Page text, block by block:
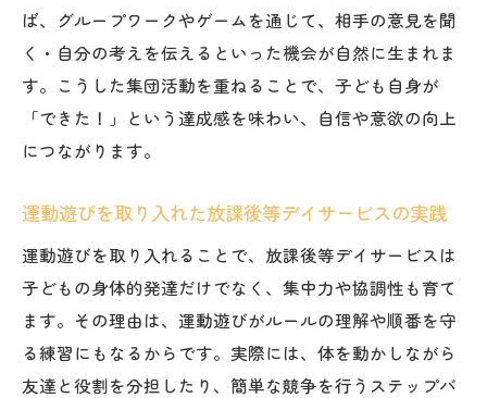
ば、グループワークやゲームを通じて、相手の意見を聞
く・自分の考えを伝えるといった機会が自然に生まれま
す。こうした集団活動を重ねることで、子ども自身が
「できた！」という達成感を味わい、自信や意欲の向上
につながります。
運動遊びを取り入れた放課後等デイサービスの実践
運動遊びを取り入れることで、放課後等デイサービスは
子どもの身体的発達だけでなく、集中力や協調性も育て
ます。その理由は、運動遊びがルールの理解や順番を守
る練習にもなるからです。実際には、体を動かしながら
友達と役割を分担したり、簡単な競争を行うステップバ